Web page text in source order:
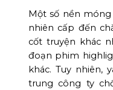
Một số nền
nhiên cấp đến
cốt truyện khác
đoạn phim
khác. Tuy nhiên,
trung công ty